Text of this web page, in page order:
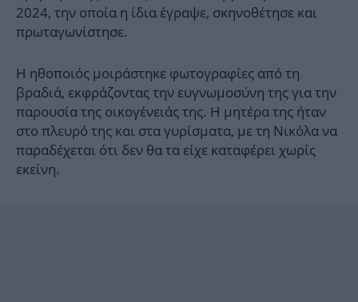
2024, την οποία η ίδια έγραψε, σκηνοθέτησε και
πρωταγωνίστησε.
Η ηθοποιός μοιράστηκε φωτογραφίες από τη
βραδιά, εκφράζοντας την ευγνωμοσύνη της για την
παρουσία της οικογένειάς της. Η μητέρα της ήταν
στο πλευρό της και στα γυρίσματα, με τη Νικόλα να
παραδέχεται ότι δεν θα τα είχε καταφέρει χωρίς
εκείνη.